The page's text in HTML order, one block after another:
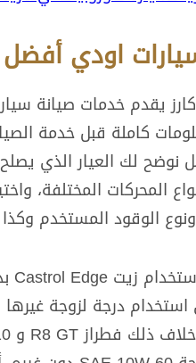
اودي
يقدم خدمات صيانة
كاملة قبل خدمة
نوضح لك العيار الذي
المحركات المختلفة،
الوقود المستخدم
درجة لزوجة غيرها